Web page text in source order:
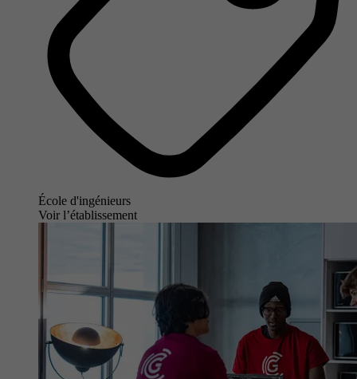
École d'ingénieurs
Voir l’établissement